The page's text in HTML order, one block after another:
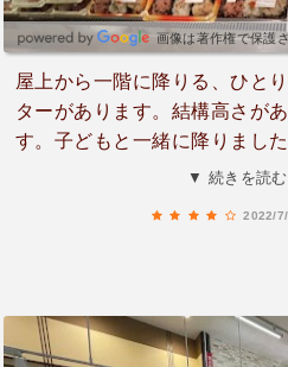
画像は著作権で保護
屋上から一階に降りる、ひと
ターがあります。結構高さが
す。子どもと一緒に降りまし
レベーターにしようと思って
▼ 続きを読む
2022/